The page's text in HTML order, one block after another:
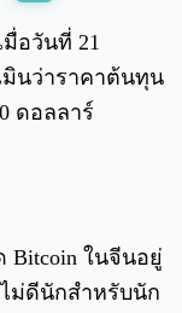
0:00
มื่อวันที่ 21
มินว่าราคาต้นทุน
ดอลลาร์
Bitcoin ในจีนอยู่
ม่ดีนักสำหรับนัก